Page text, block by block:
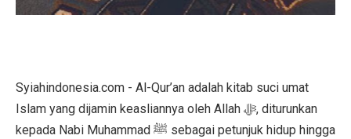
Syiahindonesia.com - Al-Qur’an adalah kitab suci umat
Islam yang dijamin keasliannya oleh Allah ﷻ, diturunkan
kepada Nabi Muhammad ﷺ sebagai petunjuk hidup hingga